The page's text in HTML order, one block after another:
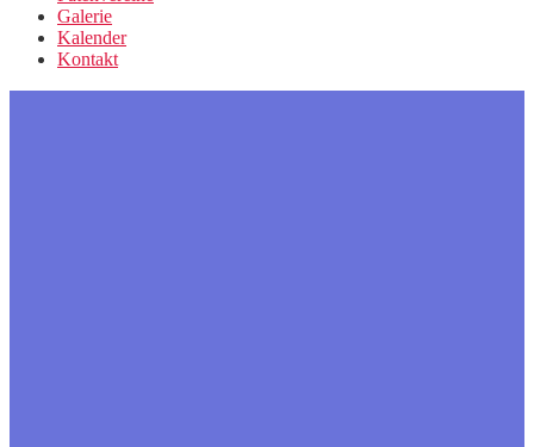
Galerie
Kalender
Kontakt